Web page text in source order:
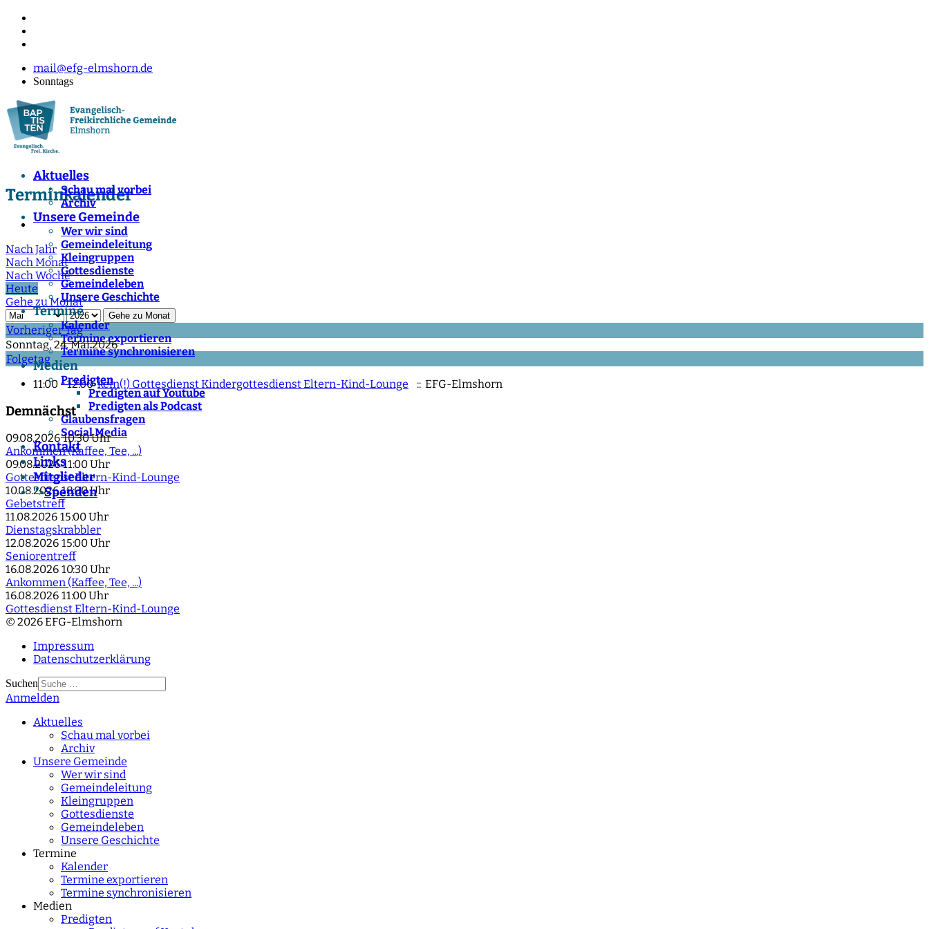
mail@efg-elmshorn.de
Sonntags
Aktuelles
Schau mal vorbei
Archiv
Unsere Gemeinde
Wer wir sind
Gemeindeleitung
Kleingruppen
Gottesdienste
Gemeindeleben
Unsere Geschichte
Termine
Kalender
Termine exportieren
Termine synchronisieren
Medien
Predigten
Predigten auf Youtube
Predigten als Podcast
Glaubensfragen
Social Media
Kontakt
Links
Mitglieder
">Spenden
Terminkalender
Nach Jahr
Nach Monat
Nach Woche
Heute
Gehe zu Monat
Gehe zu Monat
Vorheriger Tag
Sonntag, 24. Mai 2026
Folgetag
11:00 - 12:00kein(!) Gottesdienst Kindergottesdienst Eltern-Kind-Lounge :: EFG-Elmshorn
Demnächst
09.08.2026 10:30 Uhr
Ankommen (Kaffee, Tee, ...)
09.08.2026 11:00 Uhr
Gottesdienst Eltern-Kind-Lounge
10.08.2026 18:00 Uhr
Gebetstreff
11.08.2026 15:00 Uhr
Dienstagskrabbler
12.08.2026 15:00 Uhr
Seniorentreff
16.08.2026 10:30 Uhr
Ankommen (Kaffee, Tee, ...)
16.08.2026 11:00 Uhr
Gottesdienst Eltern-Kind-Lounge
© 2026 EFG-Elmshorn
Impressum
Datenschutzerklärung
Suchen
Type 2 or more
Anmelden
Aktuelles
Schau mal vorbei
Archiv
Unsere Gemeinde
Wer wir sind
Gemeindeleitung
Kleingruppen
Gottesdienste
Gemeindeleben
Unsere Geschichte
Termine
Kalender
Termine exportieren
Termine synchronisieren
Medien
Predigten